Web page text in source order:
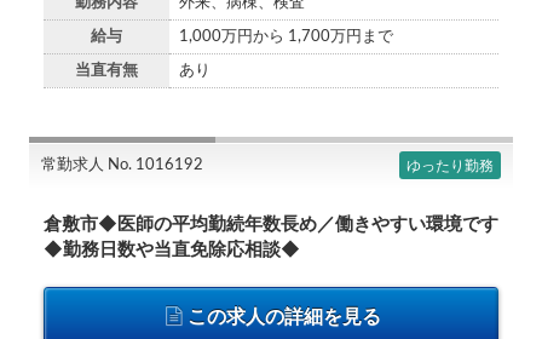
給与 1,000万円から 1,700万円まで
当直有無 あり
常勤求人 No. 1016192 ゆったり勤務
倉敷市◆医師の平均勤続年数長め／働きやすい環境です
◆勤務日数や当直免除応相談◆
この求人の詳細を見る